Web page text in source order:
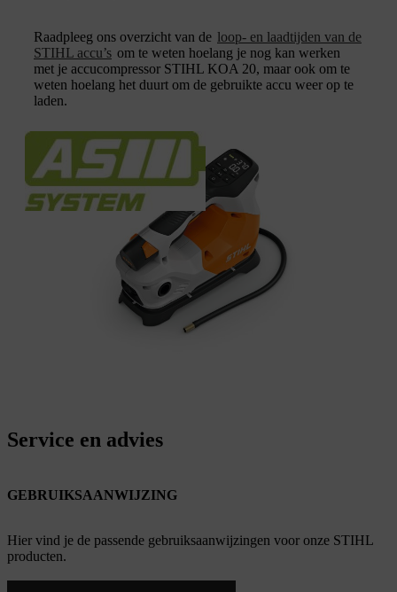
Raadpleeg ons overzicht van de loop- en laadtijden van de
STIHL accu’s om te weten hoelang je nog kan werken
met je accucompressor STIHL KOA 20, maar ook om te
weten hoelang het duurt om de gebruikte accu weer op te
laden.
Service en advies
GEBRUIKSAANWIJZING
Hier vind je de passende gebruiksaanwijzingen voor onze STIHL
producten.